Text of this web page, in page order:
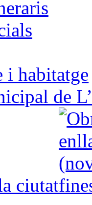
i habitatge
de
ciutat